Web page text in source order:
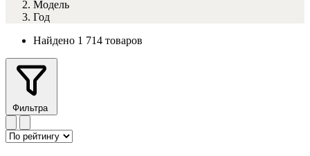
Модель
Год
Найдено 1 714 товаров
Фильтра